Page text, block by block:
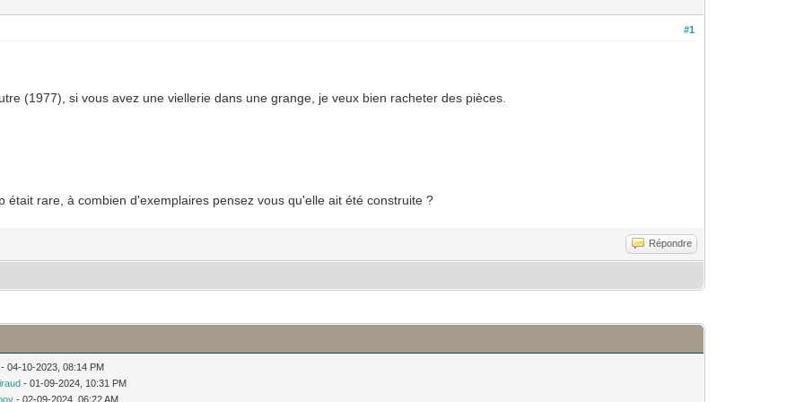
#1
(1977), si vous avez une viellerie dans une grange, je veux bien racheter des pièces.
était rare, à combien d'exemplaires pensez vous qu'elle ait été construite ?
Répondre
04-10-2023, 08:14 PM
- 01-09-2024, 10:31 PM
- 02-09-2024, 06:22 AM